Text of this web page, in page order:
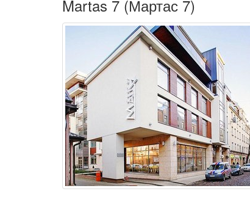
Martas 7 (Мартас 7)